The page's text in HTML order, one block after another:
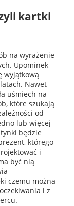
kartki
na wyrażenie
Upominek
wyjątkową
Nawet
uśmiech na
które szukają
od
lub więcej
będzie
którego
i
być nią
czemu można
i z